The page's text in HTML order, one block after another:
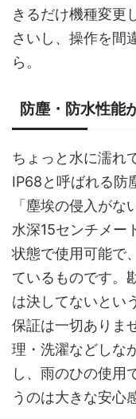
きるだけ機種変更
さいし、操作を間
ら。
防塵・防水性能
ちょっと水に濡れ
IP68と呼ばれる防
「塵埃の侵入が
水深15センチメー
状態で使用可能で
ているものです。
は決してないとい
保証は一切ありま
理・洗濯などしな
し、雨のひの使用
うのは大きな安心